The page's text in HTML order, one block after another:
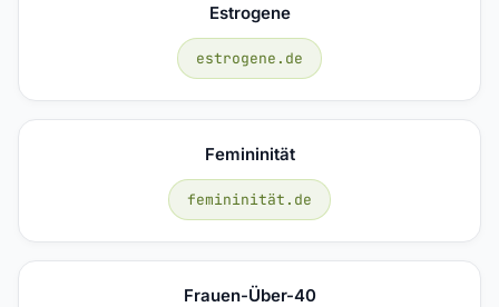
Estrogene
estrogene.de
Femininität
femininität.de
Frauen-Über-40